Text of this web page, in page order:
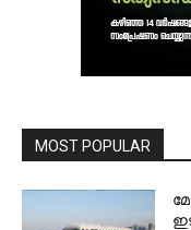
MOST POPULAR